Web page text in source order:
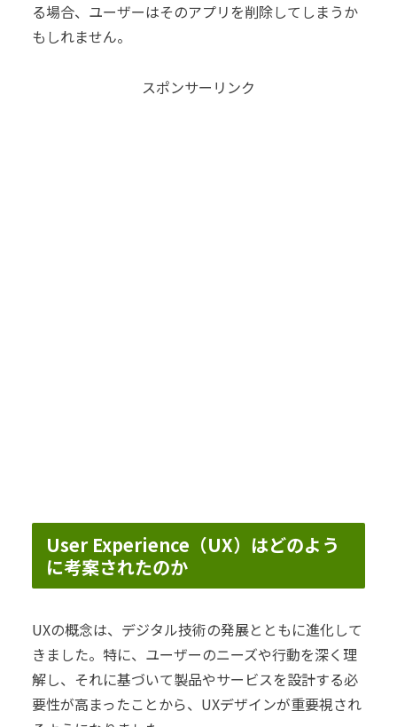
る場合、ユーザーはそのアプリを削除してしまうか
もしれません。
スポンサーリンク
User Experience（UX）はどのよう
に考案されたのか
UXの概念は、デジタル技術の発展とともに進化して
きました。特に、ユーザーのニーズや行動を深く理
解し、それに基づいて製品やサービスを設計する必
要性が高まったことから、UXデザインが重要視され